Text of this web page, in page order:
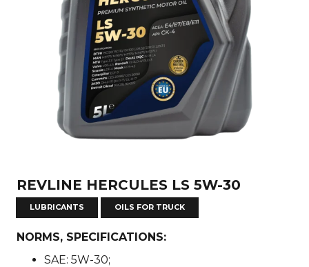
REVLINE HERCULES LS 5W-30
LUBRICANTS OILS FOR TRUCK
NORMS, SPECIFICATIONS:
SAE: 5W-30;